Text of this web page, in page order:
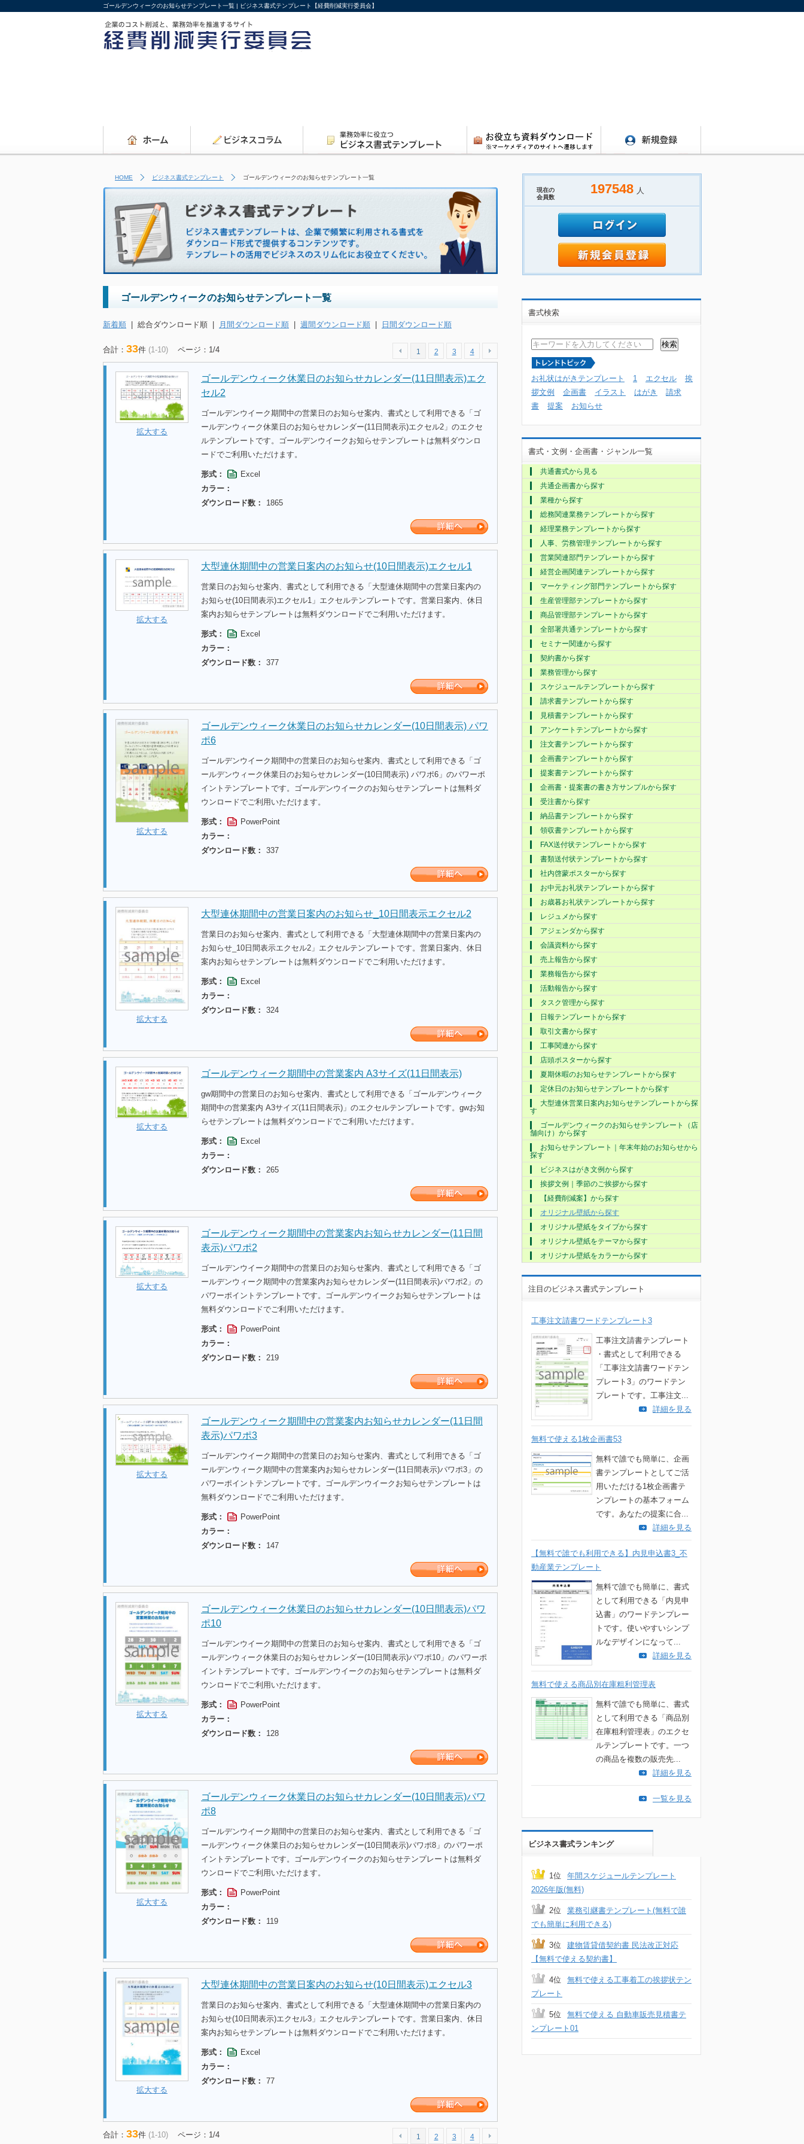
ゴールデンウィークのお知らせテンプレート一覧 | ビジネス書式テンプレート【経費削減実行委員会】
HOME ビジネス書式テンプレート ゴールデンウィークのお知らせテンプレート一覧
ゴールデンウィークのお知らせテンプレート一覧
新着順 | 総合ダウンロード順 | 月間ダウンロード順 | 週間ダウンロード順 | 日間ダウンロード順
合計： 33件 (1-10) ページ：1/4 1 2 3 4
拡大する
ゴールデンウィーク休業日のお知らせカレンダー(11日間表示)エク
セル2
ゴールデンウイーク期間中の営業日のお知らせ案内、書式として利用できる「ゴ
ールデンウィーク休業日のお知らせカレンダー(11日間表示)エクセル2」のエクセ
ルテンプレートです。ゴールデンウイークお知らせテンプレートは無料ダウンロ
ードでご利用いただけます。
形式：
Excel
カラー：
ダウンロード数：
1865
拡大する
大型連休期間中の営業日案内のお知らせ(10日間表示)エクセル1
営業日のお知らせ案内、書式として利用できる「大型連休期間中の営業日案内の
お知らせ(10日間表示)エクセル1」エクセルテンプレートです。営業日案内、休日
案内お知らせテンプレートは無料ダウンロードでご利用いただけます。
形式：
Excel
カラー：
ダウンロード数：
377
拡大する
ゴールデンウィーク休業日のお知らせカレンダー(10日間表示) パワ
ポ6
ゴールデンウイーク期間中の営業日のお知らせ案内、書式として利用できる「ゴ
ールデンウィーク休業日のお知らせカレンダー(10日間表示) パワポ6」のパワーポ
イントテンプレートです。ゴールデンウイークのお知らせテンプレートは無料ダ
ウンロードでご利用いただけます。
形式：
PowerPoint
カラー：
ダウンロード数：
337
拡大する
大型連休期間中の営業日案内のお知らせ_10日間表示エクセル2
営業日のお知らせ案内、書式として利用できる「大型連休期間中の営業日案内の
お知らせ_10日間表示エクセル2」エクセルテンプレートです。営業日案内、休日
案内お知らせテンプレートは無料ダウンロードでご利用いただけます。
形式：
Excel
カラー：
ダウンロード数：
324
拡大する
ゴールデンウィーク期間中の営業案内 A3サイズ(11日間表示)
gw期間中の営業日のお知らせ案内、書式として利用できる「ゴールデンウィーク
期間中の営業案内 A3サイズ(11日間表示)」のエクセルテンプレートです。gwお知
らせテンプレートは無料ダウンロードでご利用いただけます。
形式：
Excel
カラー：
ダウンロード数：
265
拡大する
ゴールデンウィーク期間中の営業案内お知らせカレンダー(11日間
表示)パワポ2
ゴールデンウイーク期間中の営業日のお知らせ案内、書式として利用できる「ゴ
ールデンウィーク期間中の営業案内お知らせカレンダー(11日間表示)パワポ2」の
パワーポイントテンプレートです。ゴールデンウイークお知らせテンプレートは
無料ダウンロードでご利用いただけます。
形式：
PowerPoint
カラー：
ダウンロード数：
219
拡大する
ゴールデンウィーク期間中の営業案内お知らせカレンダー(11日間
表示)パワポ3
ゴールデンウイーク期間中の営業日のお知らせ案内、書式として利用できる「ゴ
ールデンウィーク期間中の営業案内お知らせカレンダー(11日間表示)パワポ3」の
パワーポイントテンプレートです。ゴールデンウイークお知らせテンプレートは
無料ダウンロードでご利用いただけます。
形式：
PowerPoint
カラー：
ダウンロード数：
147
拡大する
ゴールデンウィーク休業日のお知らせカレンダー(10日間表示)パワ
ポ10
ゴールデンウイーク期間中の営業日のお知らせ案内、書式として利用できる「ゴ
ールデンウィーク休業日のお知らせカレンダー(10日間表示)パワポ10」のパワーポ
イントテンプレートです。ゴールデンウイークのお知らせテンプレートは無料ダ
ウンロードでご利用いただけます。
形式：
PowerPoint
カラー：
ダウンロード数：
128
拡大する
ゴールデンウィーク休業日のお知らせカレンダー(10日間表示)パワ
ポ8
ゴールデンウイーク期間中の営業日のお知らせ案内、書式として利用できる「ゴ
ールデンウィーク休業日のお知らせカレンダー(10日間表示)パワポ8」のパワーポ
イントテンプレートです。ゴールデンウイークのお知らせテンプレートは無料ダ
ウンロードでご利用いただけます。
形式：
PowerPoint
カラー：
ダウンロード数：
119
拡大する
大型連休期間中の営業日案内のお知らせ(10日間表示)エクセル3
営業日のお知らせ案内、書式として利用できる「大型連休期間中の営業日案内の
お知らせ(10日間表示)エクセル3」エクセルテンプレートです。営業日案内、休日
案内お知らせテンプレートは無料ダウンロードでご利用いただけます。
形式：
Excel
カラー：
ダウンロード数：
77
合計： 33件 (1-10) ページ：1/4 1 2 3 4
現在の
会員数
197548 人
書式検索
お礼状はがきテンプレート 1 エクセル
挨
拶文例
企画書 イラスト はがき
請求
書
提案 お知らせ
書式・文例・企画書・ジャンル一覧
共通書式から見る
共通企画書から探す
業種から探す
総務関連業務テンプレートから探す
経理業務テンプレートから探す
人事、労務管理テンプレートから探す
営業関連部門テンプレートから探す
経営企画関連テンプレートから探す
マーケティング部門テンプレートから探す
生産管理部テンプレートから探す
商品管理部テンプレートから探す
全部署共通テンプレートから探す
セミナー関連から探す
契約書から探す
業務管理から探す
スケジュールテンプレートから探す
請求書テンプレートから探す
見積書テンプレートから探す
アンケートテンプレートから探す
注文書テンプレートから探す
企画書テンプレートから探す
提案書テンプレートから探す
企画書・提案書の書き方サンプルから探す
受注書から探す
納品書テンプレートから探す
領収書テンプレートから探す
FAX送付状テンプレートから探す
書類送付状テンプレートから探す
社内啓蒙ポスターから探す
お中元お礼状テンプレートから探す
お歳暮お礼状テンプレートから探す
レジュメから探す
アジェンダから探す
会議資料から探す
売上報告から探す
業務報告から探す
活動報告から探す
タスク管理から探す
日報テンプレートから探す
取引文書から探す
工事関連から探す
店頭ポスターから探す
夏期休暇のお知らせテンプレートから探す
定休日のお知らせテンプレートから探す
大型連休営業日案内お知らせテンプレートから探
す
ゴールデンウィークのお知らせテンプレート（店
舗向け）から探す
お知らせテンプレート｜年末年始のお知らせから
探す
ビジネスはがき文例から探す
挨拶文例｜季節のご挨拶から探す
【経費削減案】から探す
オリジナル壁紙から探す
オリジナル壁紙をタイプから探す
オリジナル壁紙をテーマから探す
オリジナル壁紙をカラーから探す
注目のビジネス書式テンプレート
工事注文請書ワードテンプレート3
工事注文請書テンプレート
・書式として利用できる
「工事注文請書ワードテン
プレート3」のワードテン
プレートです。工事注文...
詳細を見る
無料で使える1枚企画書53
無料で誰でも簡単に、企画
書テンプレートとしてご活
用いただける1枚企画書テ
ンプレートの基本フォーム
です。あなたの提案に合...
詳細を見る
【無料で誰でも利用できる】内見申込書3_不
動産業テンプレート
無料で誰でも簡単に、書式
として利用できる「内見申
込書」のワードテンプレー
トです。使いやすいシンプ
ルなデザインになって...
詳細を見る
無料で使える商品別在庫粗利管理表
無料で誰でも簡単に、書式
として利用できる「商品別
在庫粗利管理表」のエクセ
ルテンプレートです。一つ
の商品を複数の販売先...
詳細を見る
一覧を見る
ビジネス書式ランキング
1位
年間スケジュールテンプレート
2026年版(無料)
2位
業務引継書テンプレート(無料で誰
でも簡単に利用できる)
3位
建物賃貸借契約書 民法改正対応
【無料で使える契約書】
4位
無料で使える工事着工の挨拶状テン
プレート
5位
無料で使える 自動車販売見積書テ
ンプレート01